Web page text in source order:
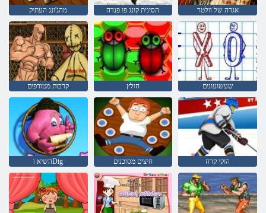
מהג'ונג העתיק הסינית קונג פו פנדה אגדה של וולטר
קרבות מטורפים חולץ שעשועונים
השיא וDig חיצים מסוכנים הוקי קרח